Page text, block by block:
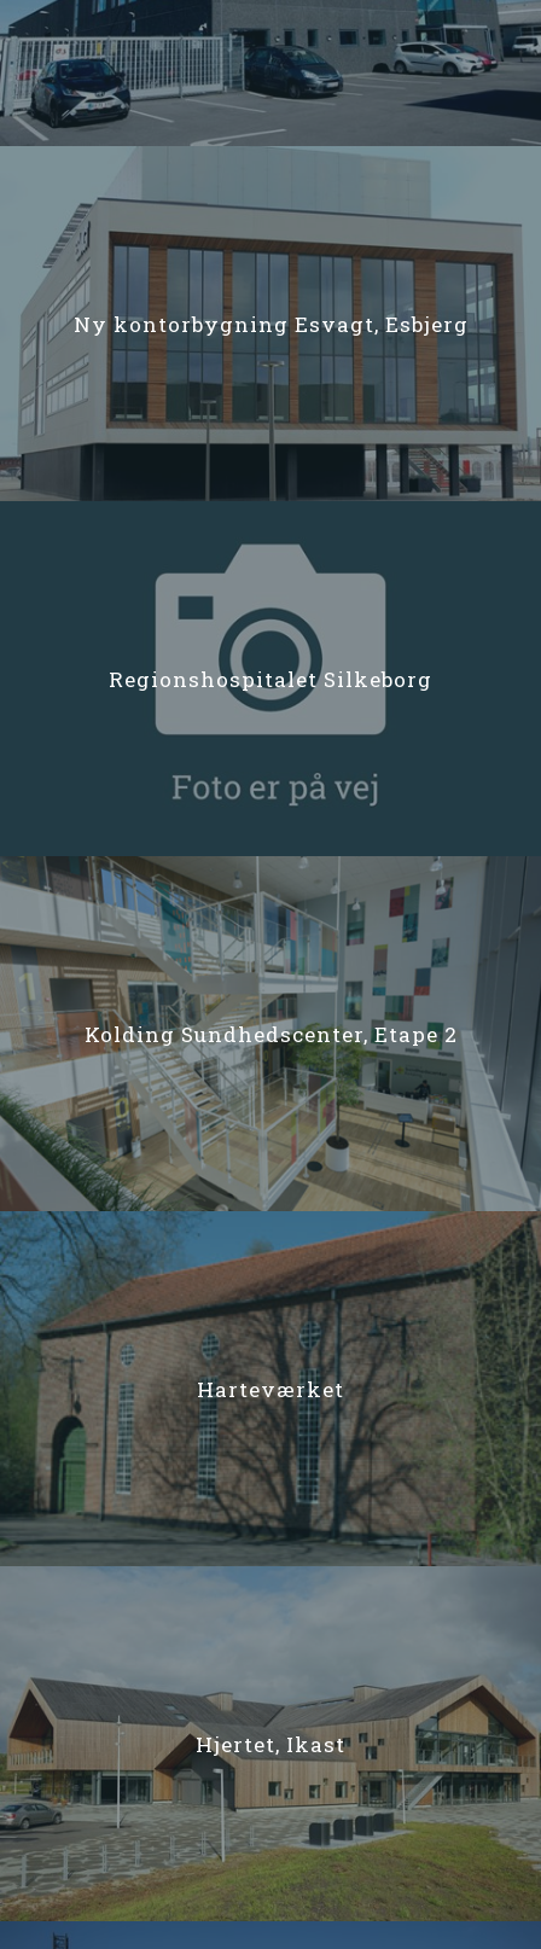
Ny kontorbygning Esvagt, Esbjerg
Regionshospitalet Silkeborg
Kolding Sundhedscenter, Etape 2
Harteværket
Hjertet, Ikast